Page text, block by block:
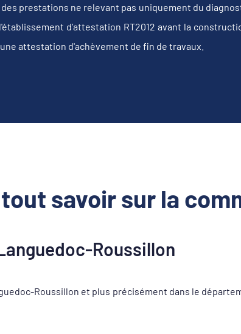
prestations ne relevant pas uniquement du
d’attestation RT2012 avant la
attestation d'achèvement de fin de travaux.
tout savoir sur la
Roussillon
Roussillon et plus précisément dans le